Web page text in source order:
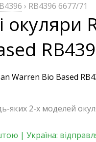
› RB4396 6677/71
окуляри
яких 2-х моделей
| Україна: